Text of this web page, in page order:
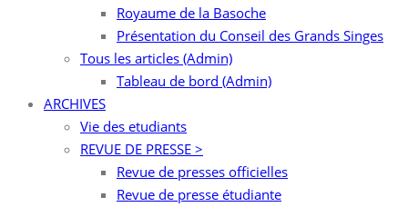
Royaume de la Basoche
Présentation du Conseil des Grands Singes
Tous les articles (Admin)
Tableau de bord (Admin)
ARCHIVES
Vie des etudiants
REVUE DE PRESSE >
Revue de presses officielles
Revue de presse étudiante